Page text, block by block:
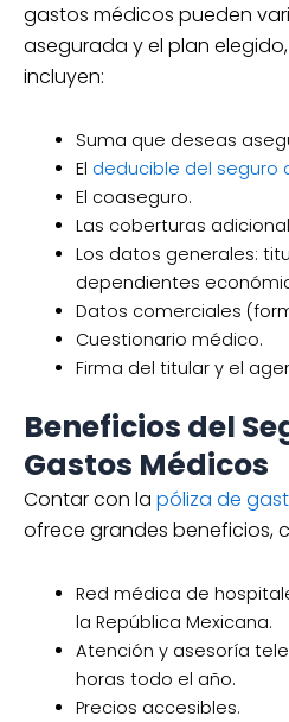
gastos médicos pueden
asegurada y el plan
incluyen:
Suma que deseas
El deducible del seguro
El coaseguro.
Las coberturas
Los datos generales:
dependientes
Datos comerciales
Cuestionario médico.
Firma del titular y el
Beneficios del
Gastos Médicos
Contar con la póliza de
ofrece grandes beneficios,
Red médica de
la República Mexicana.
Atención y asesoría
horas todo el año.
Precios accesibles.